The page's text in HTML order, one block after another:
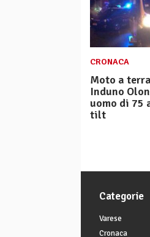
CRONACA
Moto a
Induno
uomo di 75
tilt
Categorie
Varese
Cronaca